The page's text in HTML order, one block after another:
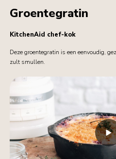
Groentegratin
KitchenAid chef-kok
Deze groentegratin is een eenvoudig,
zult smullen.